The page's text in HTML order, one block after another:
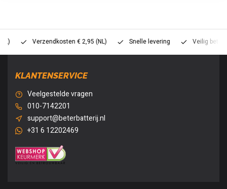
Verzendkosten € 2,95 (NL) Snelle levering Veilig betalen
KLANTENSERVICE
Veelgestelde vragen
010-7142201
support@beterbatterij.nl
+31 6 12202469